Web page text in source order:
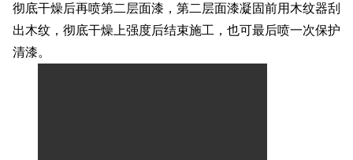
彻底干燥后再喷第二层面漆，第二层面漆凝固前用木纹器刮
出木纹，彻底干燥上强度后结束施工，也可最后喷一次保护
清漆。